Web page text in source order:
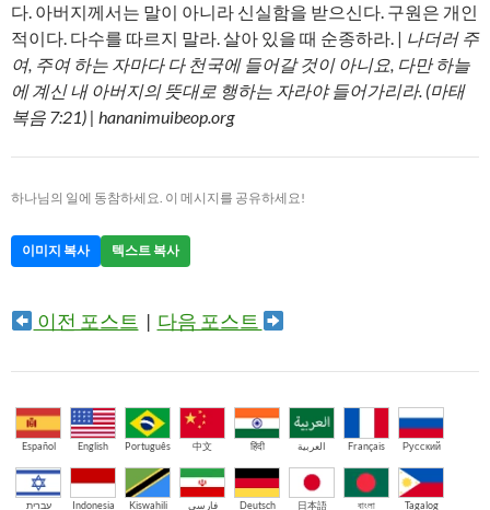
다. 아버지께서는 말이 아니라 신실함을 받으신다. 구원은 개인
적이다. 다수를 따르지 말라. 살아 있을 때 순종하라. | 나더러 주
여, 주여 하는 자마다 다 천국에 들어갈 것이 아니요, 다만 하늘
에 계신 내 아버지의 뜻대로 행하는 자라야 들어가리라. (마태
복음 7:21) | hananimuibeop.org
하나님의 일에 동참하세요. 이 메시지를 공유하세요!
이미지 복사 텍스트 복사
이전 포스트 | 다음 포스트
Español English Português 中文 हिंदी العربية Français Русский
עברית Indonesia Kiswahili فارسی Deutsch 日本語 বাংলা Tagalog